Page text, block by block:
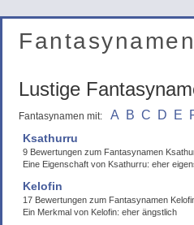
Fantasynamen
Lustige
Fantasynamen mit: A B C D E
Ksathurru
9 Bewertungen zum Fantasynamen
Eine Eigenschaft von Ksathurru: eher
Kelofin
17 Bewertungen zum Fantasynamen
Ein Merkmal von Kelofin: eher ängstlich